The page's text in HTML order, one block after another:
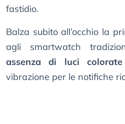
fastidio.
Balza subito all’occhio la
agli smartwatch
assenza di luci colorate
vibrazione per le notifiche